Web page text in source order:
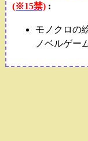
(※15禁):
モノクロの
ノベルゲー